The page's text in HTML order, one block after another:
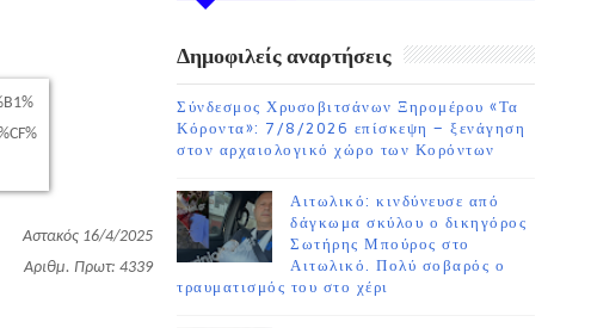
Αστακός 16/4/2025
Αριθμ. Πρωτ: 4339
Δημοφιλείς αναρτήσεις
Σύνδεσμος Χρυσοβιτσάνων Ξηρομέρου «Τα
Κόροντα»: 7/8/2026 επίσκεψη – ξενάγηση
στον αρχαιολογικό χώρο των Κορόντων
Αιτωλικό: κινδύνευσε από
δάγκωμα σκύλου ο δικηγόρος
Σωτήρης Μπούρος στο
Αιτωλικό. Πολύ σοβαρός ο
τραυματισμός του στο χέρι